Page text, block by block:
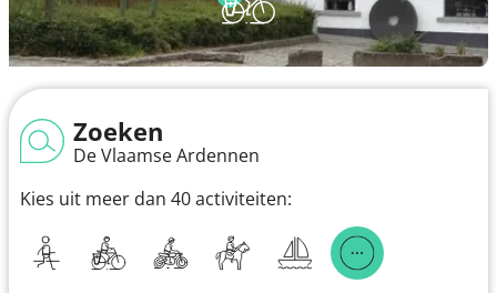
Zoeken
De Vlaamse Ardennen
Kies uit meer dan 40 activiteiten: